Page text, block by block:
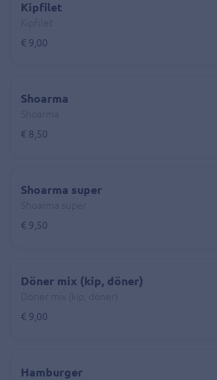
Kipfilet
€ 9,00
Shoarma
€ 8,50
Shoarma super
€ 9,50
Döner mix (kip, döner)
€ 9,00
Hamburger